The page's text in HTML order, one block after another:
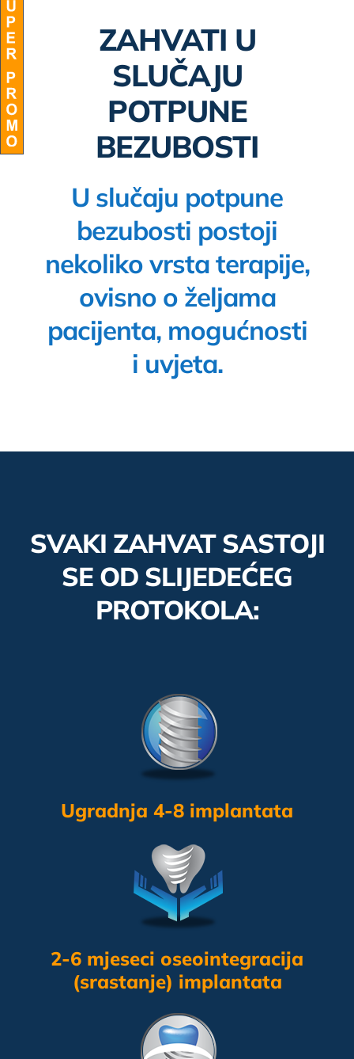
ZAHVATI U
SLUČAJU
POTPUNE
BEZUBOSTI
U slučaju potpune
bezubosti postoji
nekoliko vrsta terapije,
ovisno o željama
pacijenta, mogućnosti
i uvjeta.
SVAKI ZAHVAT SASTOJI
SE OD SLIJEDEĆEG
PROTOKOLA:
Ugradnja 4-8 implantata
2-6 mjeseci oseointegracija
(srastanje) implantata